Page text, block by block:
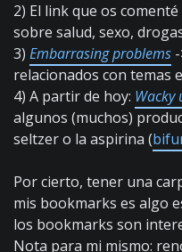
2) El link que os comenté
sobre salud, sexo,
3) Embarrasing problems
relacionados con temas
4) A partir de hoy: Wacky
algunos (muchos)
seltzer o la aspirina (
Por cierto, tener una
mis bookmarks es algo
los bookmarks son
Nota para mi mismo: